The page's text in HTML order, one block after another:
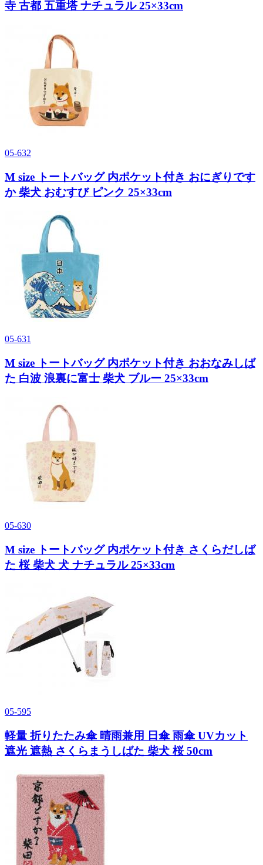
寺 古都 五重塔 ナチュラル 25×33cm
05-632
M size トートバッグ 内ポケット付き おにぎりです
か 柴犬 おむすび ピンク 25×33cm
05-631
M size トートバッグ 内ポケット付き おおなみしば
た 白波 浪裏に富士 柴犬 ブルー 25×33cm
05-630
M size トートバッグ 内ポケット付き さくらだしば
た 桜 柴犬 犬 ナチュラル 25×33cm
05-595
軽量 折りたたみ傘 晴雨兼用 日傘 雨傘 UVカット
遮光 遮熱 さくらまうしばた 柴犬 桜 50cm